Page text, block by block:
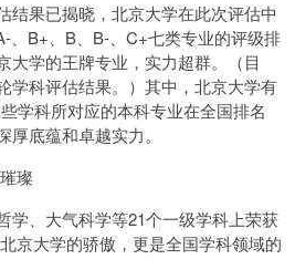
结果已揭晓，北京大学在此次评估中
、B+、B、B-、C+七类专业的评级排
大学的王牌专业，实力超群。（目
学科评估结果。）其中，北京大学有
学科所对应的本科专业在全国排名
底蕴和卓越实力。
璨
学、大气科学等21个一级学科上荣获
京大学的骄傲，更是全国学科领域的